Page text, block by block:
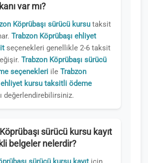
var mı?
Köprübaşı sürücü kursu taksit
Trabzon Köprübaşı ehliyet
seçenekleri genellikle 2-6 taksit
Trabzon Köprübaşı sürücü
seçenekleri ile Trabzon
ehliyet kursu taksitli ödeme
değerlendirebilirsiniz.
sürücü kursu kayıt
belgeler nelerdir?